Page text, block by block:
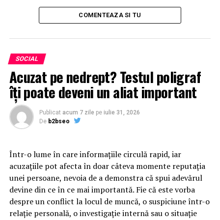
COMENTEAZA SI TU
SOCIAL
Acuzat pe nedrept? Testul poligraf
îţi poate deveni un aliat important
Publicat acum 7 zile pe iulie 31, 2026
De b2bseo
Într-o lume în care informațiile circulă rapid, iar
acuzațiile pot afecta în doar câteva momente reputația
unei persoane, nevoia de a demonstra că spui adevărul
devine din ce în ce mai importantă. Fie că este vorba
despre un conflict la locul de muncă, o suspiciune într-o
relație personală, o investigație internă sau o situație